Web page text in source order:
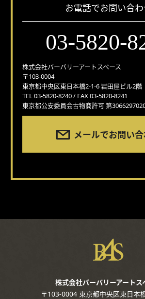
お電話でお問い合
03-5820-
株式会社バーバリーアートスペース
〒103-0004
東京都中央区東日本橋2-1-6 岩田屋ビル2階
TEL 03-5820-8240 / FAX 03-5820-8241
東京都公安委員会古物商許可 第
メールでお問い
株式会社バーバリーアートス
〒103-0004 東京都中央区東日本